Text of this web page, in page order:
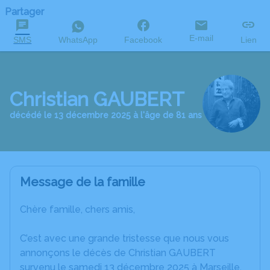
Partager
SMS WhatsApp Facebook E-mail Lien
Christian GAUBERT
décédé le 13 décembre 2025 à l'âge de 81 ans
Message de la famille
Chère famille, chers amis,
C’est avec une grande tristesse que nous vous
annonçons le décès de Christian GAUBERT
survenu le samedi 13 décembre 2025 à Marseille.